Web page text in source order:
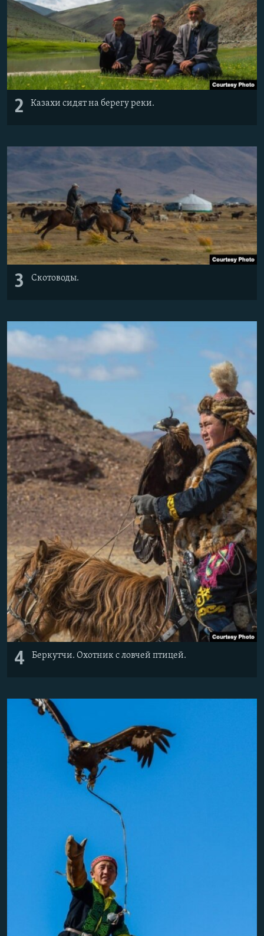
2 Казахи сидят на берегу реки.
3 Скотоводы.
4 Беркутчи. Охотник с ловчей птицей.